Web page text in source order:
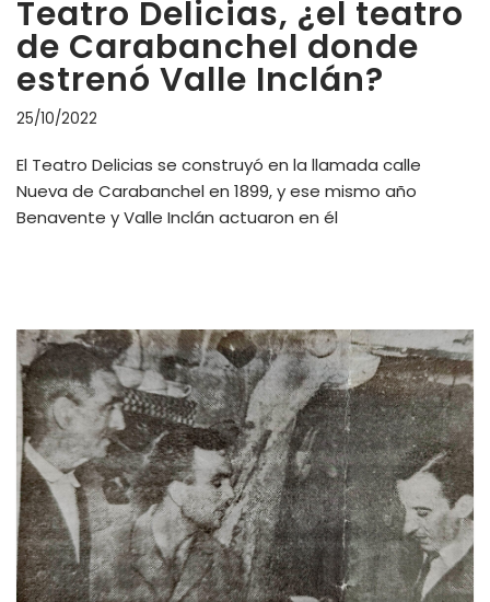
Teatro Delicias, ¿el teatro
de Carabanchel donde
estrenó Valle Inclán?
25/10/2022
El Teatro Delicias se construyó en la llamada calle
Nueva de Carabanchel en 1899, y ese mismo año
Benavente y Valle Inclán actuaron en él